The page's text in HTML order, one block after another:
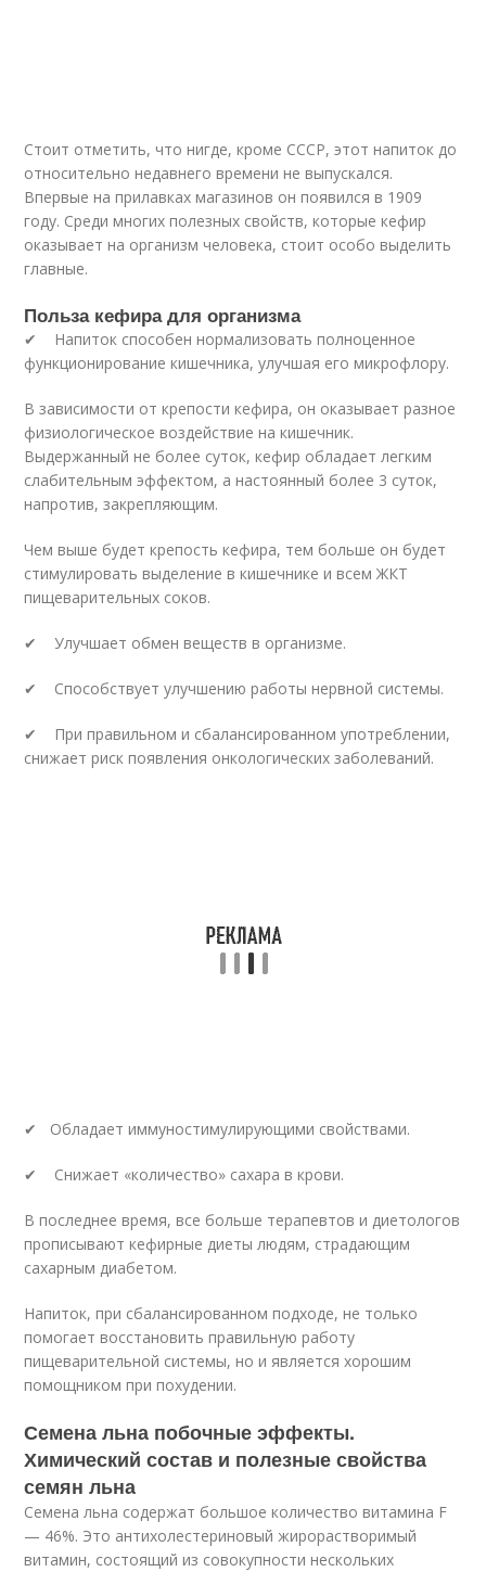
Стоит отметить, что нигде, кроме СССР, этот напиток до
относительно недавнего времени не выпускался.
Впервые на прилавках магазинов он появился в 1909
году. Среди многих полезных свойств, которые кефир
оказывает на организм человека, стоит особо выделить
главные.
Польза кефира для организма
✔ Напиток способен нормализовать полноценное
функционирование кишечника, улучшая его микрофлору.
В зависимости от крепости кефира, он оказывает разное
физиологическое воздействие на кишечник.
Выдержанный не более суток, кефир обладает легким
слабительным эффектом, а настоянный более 3 суток,
напротив, закрепляющим.
Чем выше будет крепость кефира, тем больше он будет
стимулировать выделение в кишечнике и всем ЖКТ
пищеварительных соков.
✔ Улучшает обмен веществ в организме.
✔ Способствует улучшению работы нервной системы.
✔ При правильном и сбалансированном употреблении,
снижает риск появления онкологических заболеваний.
✔ Обладает иммуностимулирующими свойствами.
✔ Снижает «количество» сахара в крови.
В последнее время, все больше терапевтов и диетологов
прописывают кефирные диеты людям, страдающим
сахарным диабетом.
Напиток, при сбалансированном подходе, не только
помогает восстановить правильную работу
пищеварительной системы, но и является хорошим
помощником при похудении.
Семена льна побочные эффекты.
Химический состав и полезные свойства
семян льна
Семена льна содержат большое количество витамина F
— 46%. Это антихолестериновый жирорастворимый
витамин, состоящий из совокупности нескольких